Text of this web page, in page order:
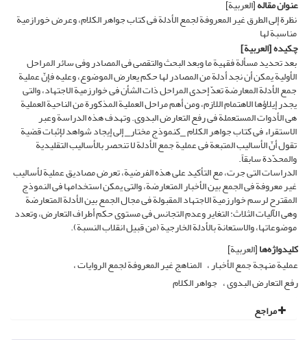
عنوان مقاله[العربیة]
نظرة إلى الطرق غیر المعروفة لجمع الأدلة فی کتاب جواهر الکلام، وعرض خورازمیة
مناسبة لها
چکیده[العربیة]
بعد تحدید مسألة فقهیة ما وبعد البحث والتقصی فی المصادر وفی سائر المراحل
الأولیة یمکن أن نجد أدلة من المصادر لها حکم یعارض الموضوع، وعلیه فإنّ عملیة
جمع الأدلة المعارضة تعدّ إحدى المراحل ذات الشأن فی خوارزمیة الاجتهاد، والتی
یجدر إیلاؤها الاهتمام اللازم، ومن أهم مراحل العملیة المذکورة من الناحیة العملیة
هی الأدوات المستعملة فی رفع التعارض البدوی. وتهدف هذه الدراسة وعبر
الاستقراء فی کتاب جواهر الکلام _کنموذج مختار_ إلى إیجاد شواهد لإثبات قضیة
تقول أنّ الأسالیب المتبعة فی عملیة جمع الأدلة لا تنحصر بالأسالیب التقلیدیة
والمحدّدة سابقاً.
الدراسات التی جرت، مع التأکید على هذه الفرضیة، تعرض مصادیق عملیة لأسالیب
غیر معروفة فی الجمع بین الأخبار المتعارضة، والتی یمکن استخدامها فی النموذج
المقترح لرسم خوارزمیة الاجتهاد المقبولة فی مجال الجمع بین الأدلة المتعارضة
وهی الآلیات الثلاث: التغایر وعدم التجانس فی مستوى حکم أطراف التعارض، وتعدد
موضوعاتها، والاستعانة بالأدلة الخارجیة (من قبیل انقلاب النسبة).
کلیدواژه‌ها[العربیة]
عملیة منهجة جمع الأخبار المناهج غیر المعروفة لجمع الروایات
رفع التعارض البدوی جواهر الکلام
مراجع